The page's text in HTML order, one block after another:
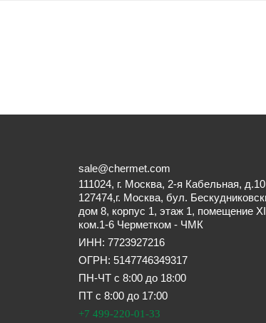
sale@chermet.com
111024, г. Москва, 2-я Кабельная, д.10
127474,г. Москва, бул.
дом 8, корпус 1, этаж 1, помещение
ком.1-6 Черметком - ЧМК
ИНН: 7723927216
ОГРН: 5147746349317
ПН-ЧТ с 8:00 до 18:00
ПТ с 8:00 до 17:00
+7 499-220-01-33